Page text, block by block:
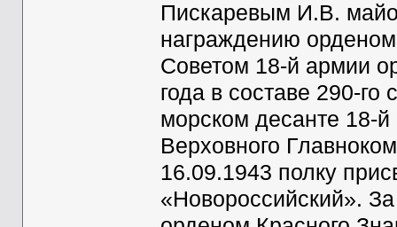
Пискаревым И.В.
награждению
Советом 18-й армии
года в составе 290-
морском десанте 18-
Верховного
16.09.1943 полку
«Новороссийский».